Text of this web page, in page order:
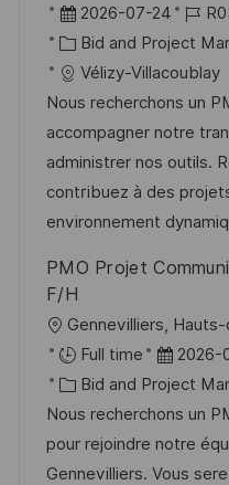
u
g
r
t
D
a
t
u
m
d
e
r
e
f
2026-07-24
J
o
b
-
I
D
K
a
t
e
g
o
r
e
Bid and Project
Vélizy-Villacoublay
Nous recherchons un
accompagner notre
administrer nos outils.
contribuez à des
environnement
PMO Projet
F/H
O
r
t
Gennevilliers,
Full time
D
a
t
u
m
2026-
K
a
t
e
Bid and Project
Nous recherchons un
pour rejoindre notre
Gennevilliers. Vous